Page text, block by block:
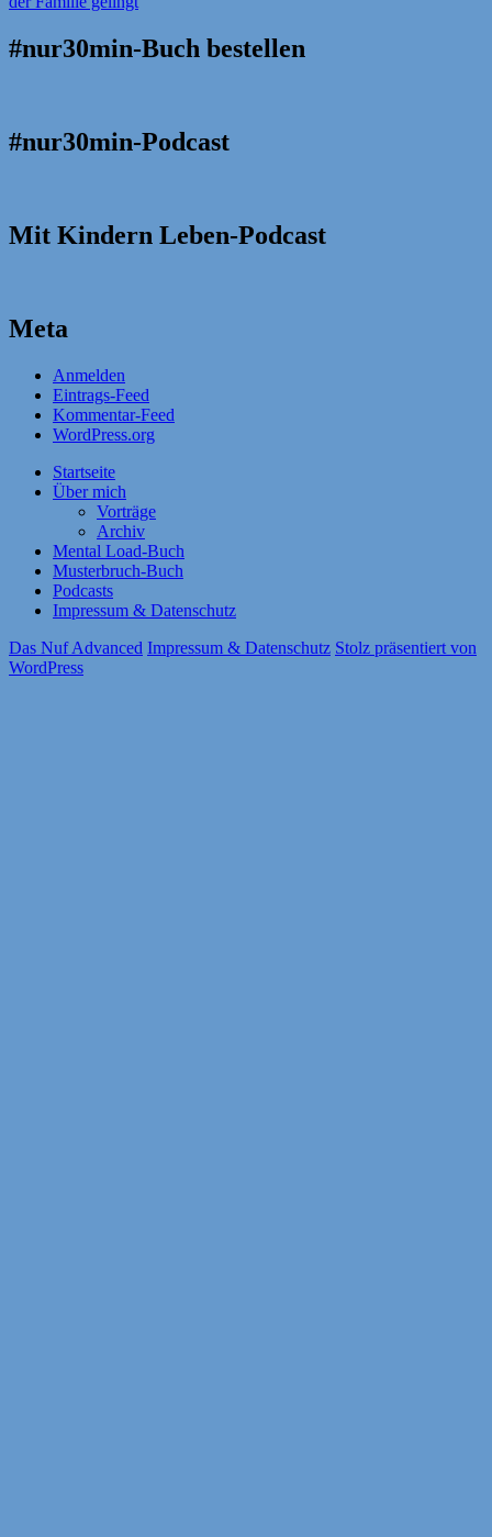
#nur30min-Buch bestellen
#nur30min-Podcast
Mit Kindern Leben-Podcast
Meta
Anmelden
Eintrags-Feed
Kommentar-Feed
WordPress.org
Startseite
Über mich
Vorträge
Archiv
Mental Load-Buch
Musterbruch-Buch
Podcasts
Impressum & Datenschutz
Das Nuf Advanced Impressum & Datenschutz Stolz präsentiert von
WordPress